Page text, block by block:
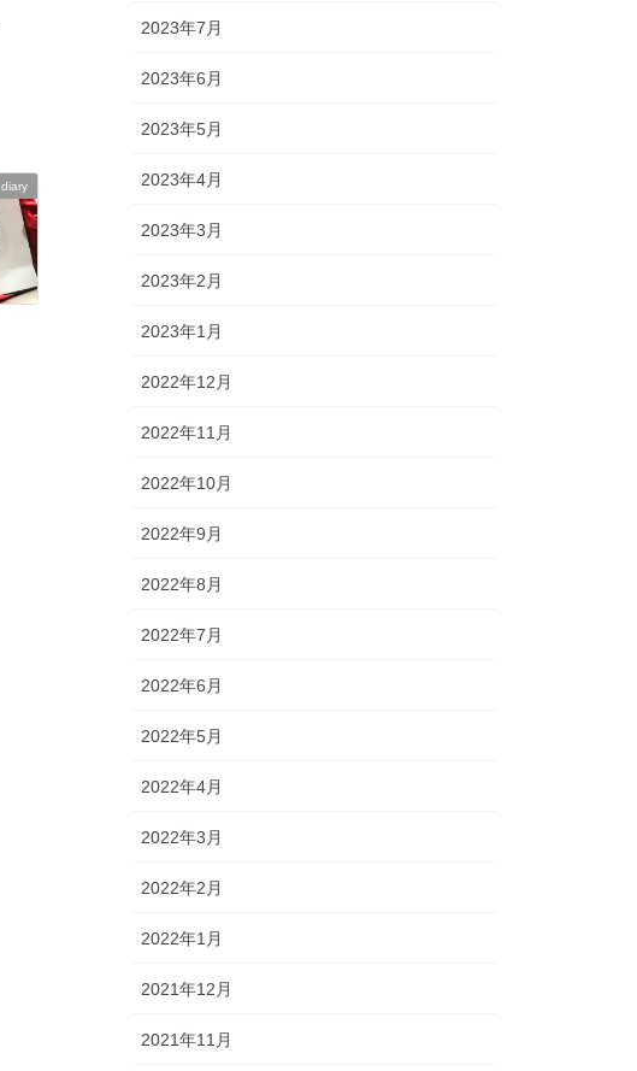
diary
2023年7月
2023年6月
2023年5月
2023年4月
2023年3月
2023年2月
2023年1月
2022年12月
2022年11月
2022年10月
2022年9月
2022年8月
2022年7月
2022年6月
2022年5月
2022年4月
2022年3月
2022年2月
2022年1月
2021年12月
2021年11月